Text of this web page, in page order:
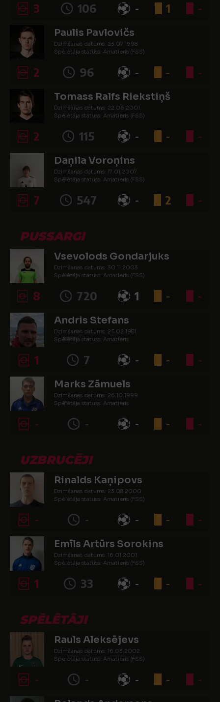
3 106 - 1 -
Paulis Pavlovičs
Dzimšanas datums: 23.07.1998.
Spēlētāja statuss: Amatieris (FSS)
2 96 - - -
Tomass Ralfs Riekstiņš
Dzimšanas datums: 22.06.2001.
Spēlētāja statuss: Amatieris (FSS)
2 115 - - -
Daņila Voroņins
Dzimšanas datums: 17.01.2007.
Spēlētāja statuss: Amatieris (FSS)
7 547 - 2 -
PUSSARGI
Vsevolods Gondarjuks
Dzimšanas datums: 30.11.2003.
Spēlētāja statuss: Amatieris (FSS)
8 720 1 - -
Andris Stefans
Dzimšanas datums: 25.02.1981.
Spēlētāja statuss: Amatieris
1 7 - - -
Marks Zāmuels
Dzimšanas datums: 26.10.1999.
Spēlētāja statuss: Amatieris
- - - - -
UZBRUCĒJI
Rinalds Kaņipovs
Dzimšanas datums: 23.08.2000.
Spēlētāja statuss: Amatieris (FSS)
- - - - -
Emīls Artūrs Sorokins
Dzimšanas datums: 16.01.2001.
Spēlētāja statuss: Amatieris (FSS)
1 33 - - -
SPĒLĒTĀJI
Rauls Aleksējevs
Dzimšanas datums: 16.03.2002.
Spēlētāja statuss: Amatieris (FSS)
- - - - -